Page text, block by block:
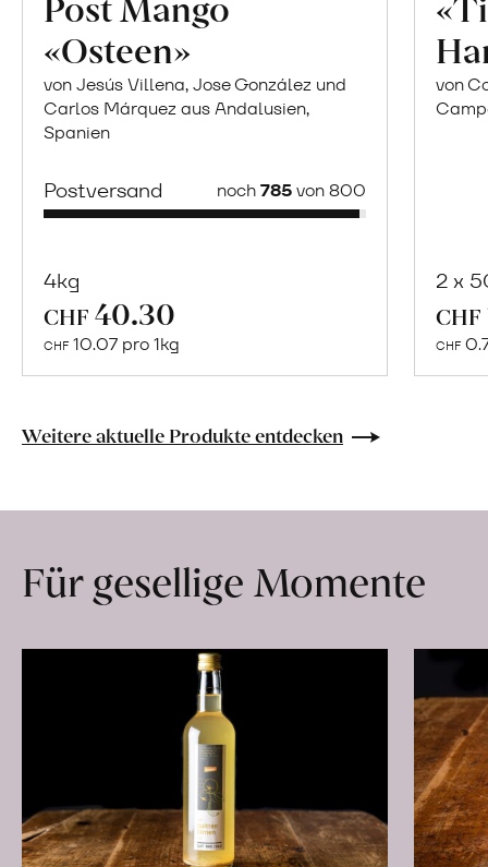
«Osteen»
von Jesús Villena, Jose González und
Carlos Márquez aus Andalusien,
Spanien
Postversand noch785von 800
4kg
CHF 40.30
CHF 10.07 pro 1kg
Naturbelassene
Lebensmittel
Hof
erfahren
von
2 x
CHF
CHF
Weitere aktuelle Produkte entdecken
Für gesellige Momente